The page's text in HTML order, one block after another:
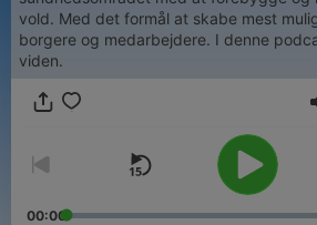
vold. Med det formål at skabe mest
borgere og medarbejdere. I denne
viden.
00:00